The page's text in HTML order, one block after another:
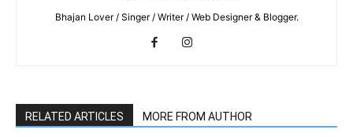
Bhajan Lover / Singer / Writer / Web Designer & Blogger.
RELATED ARTICLES MORE FROM AUTHOR